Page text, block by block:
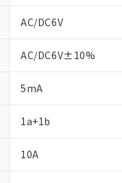
AC/DC6V
AC/DC6V±10%
5mA
1a+1b
10A
ご利用条件
以下の条件をお読
当社制御機
のであり、
調査・確認中：
非該当品：ライセ
仕入先様の事情に
があります。
鉛(Pb) 1000ppm以下、
ル（DBP） 1000ppm以
フタル酸エステル類の
「○」：最大均質
「×」：最大均質
「－」：未確認で
*中国RoHS10物質の基
Pb(鉛) :1000ppm、
Cr(Ⅵ)(六価クロム) :
DBP(フタル酸ジブチル
DEHP(フタル酸ビス(2-
などの必要
ます。
置等に一切
記
説明